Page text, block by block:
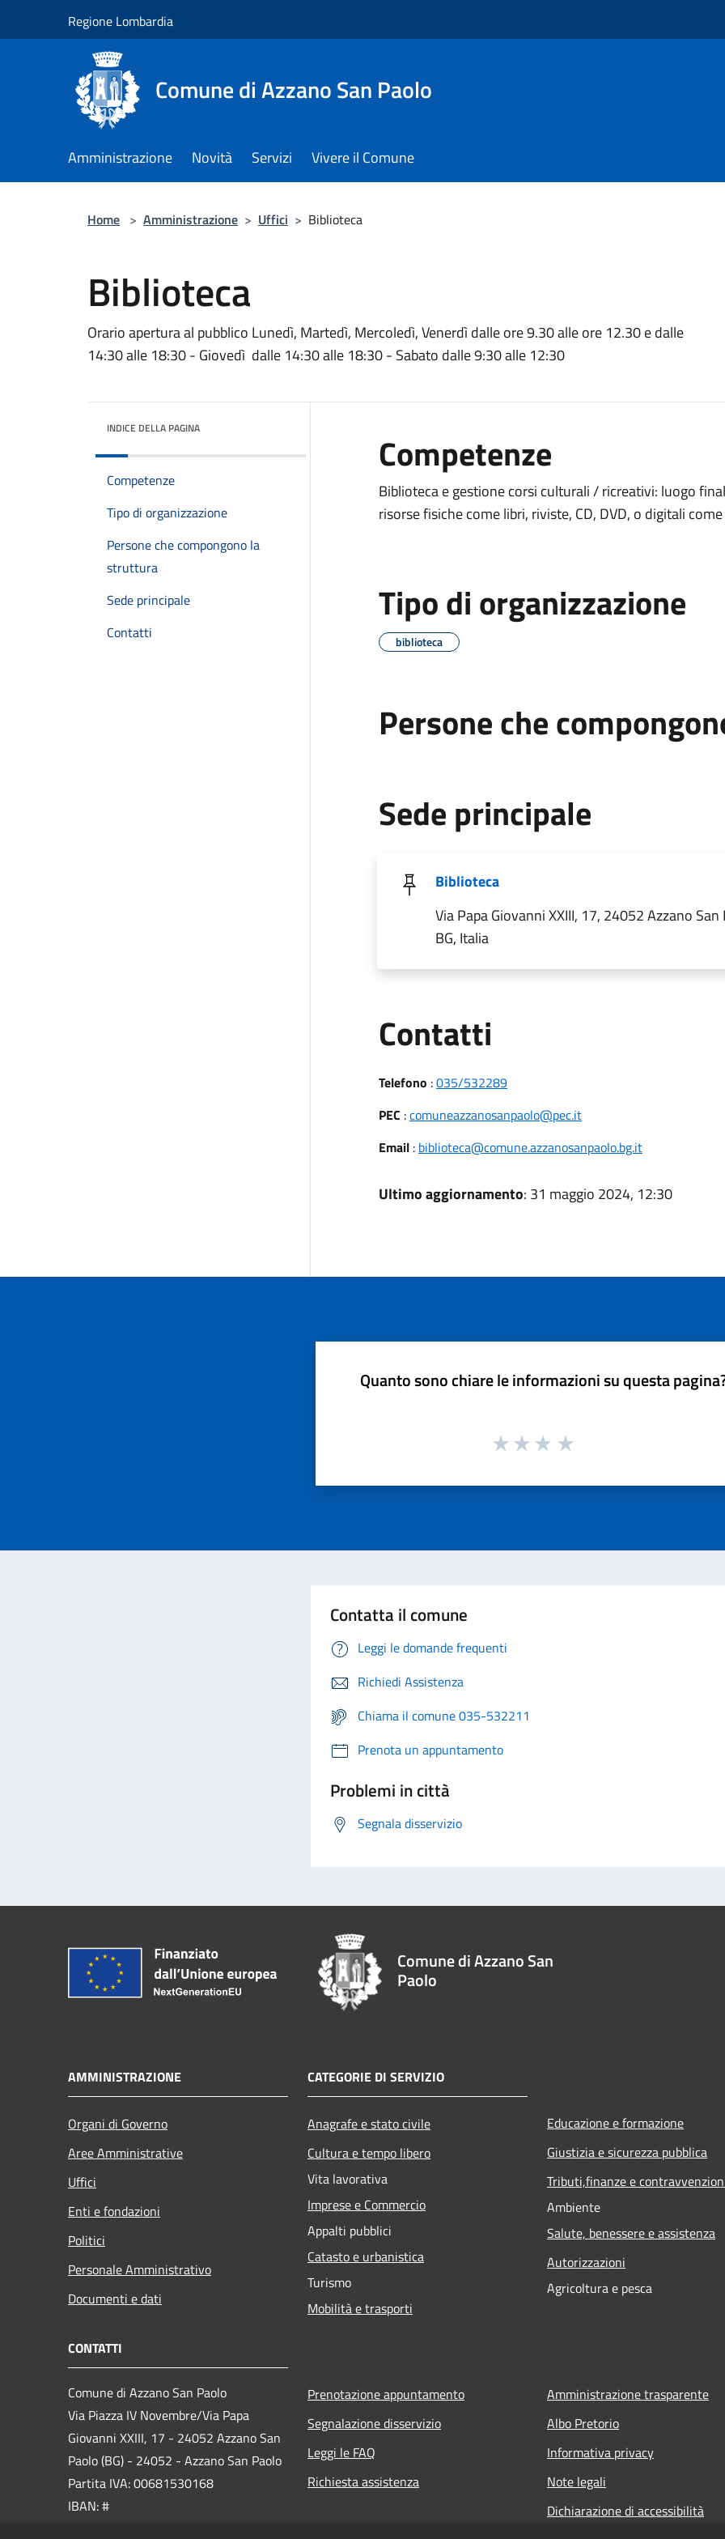
Regione Lombardia
Comune di Azzano San Paolo
Amministrazione Novità Servizi Vivere il Comune
Home > Amministrazione > Uffici > Biblioteca
Biblioteca
Orario apertura al pubblico Lunedì, Martedì, Mercoledì, Venerdì dalle ore 9.30 alle ore 12.30 e dalle
14:30 alle 18:30 - Giovedì dalle 14:30 alle 18:30 - Sabato dalle 9:30 alle 12:30
INDICE DELLA PAGINA
Competenze
Tipo di organizzazione
Persone che compongono la
struttura
Sede principale
Contatti
Competenze
Biblioteca e gestione corsi culturali / ricreativi: luogo
risorse fisiche come libri, riviste, CD, DVD, o digitali
Tipo di organizzazione
biblioteca
Persone che
Sede principale
Biblioteca
Via Papa Giovanni XXIII, 17, 24052 Azzano San
BG, Italia
Contatti
Telefono :035/532289
PEC :comuneazzanosanpaolo@pec.it
Email: biblioteca@comune.azzanosanpaolo.bg.it
Ultimo aggiornamento: 31 maggio 2024, 12:30
Quanto sono chiare le informazioni su questa
Contatta il comune
Leggi le domande frequenti
Richiedi Assistenza
Chiama il comune 035-532211
Prenota un appuntamento
Problemi in città
Segnala disservizio
Comune di Azzano San
Paolo
AMMINISTRAZIONE
Organi di Governo
Aree Amministrative
Uffici
Enti e fondazioni
Politici
Personale Amministrativo
Documenti e dati
CATEGORIE DI SERVIZIO
Anagrafe e stato civile
Cultura e tempo libero
Vita lavorativa
Imprese e Commercio
Appalti pubblici
Catasto e urbanistica
Turismo
Mobilità e trasporti
Educazione e formazione
Giustizia e sicurezza pubblica
Tributi,finanze e
Ambiente
Salute, benessere e assistenza
Autorizzazioni
Agricoltura e pesca
CONTATTI
Comune di Azzano San Paolo
Via Piazza IV Novembre/Via Papa
Giovanni XXIII, 17 - 24052 Azzano San
Paolo (BG) - 24052 - Azzano San Paolo
Partita IVA: 00681530168
IBAN: #
Prenotazione appuntamento
Segnalazione disservizio
Leggi le FAQ
Richiesta assistenza
Amministrazione trasparente
Albo Pretorio
Informativa privacy
Note legali
Dichiarazione di accessibilità